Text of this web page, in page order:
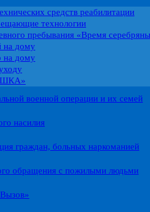
средств реабилитации
технологии
пребывания «Время
на дому
на дому
военной операции и их семей
насилия
граждан, больных наркоманией
обращения с пожилыми людьми